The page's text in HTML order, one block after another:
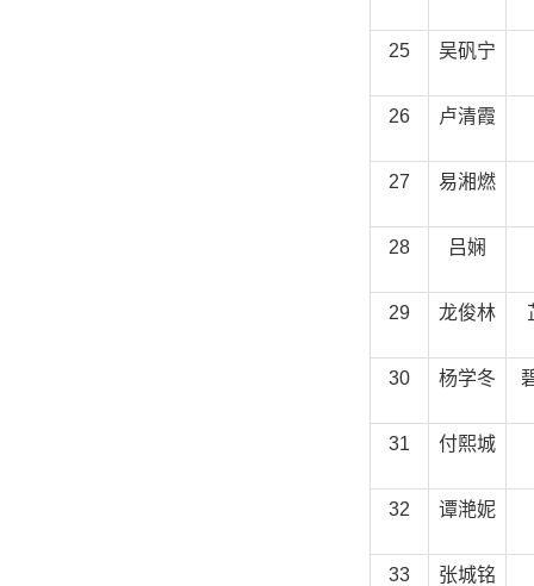
25 吴矾宁
26 卢清霞
27 易湘燃
28 吕娴
29 龙俊林
30 杨学冬
31 付熙城
32 谭滟妮
33 张城铭